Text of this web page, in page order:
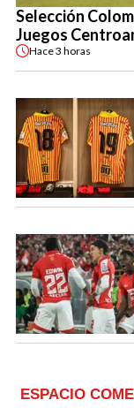
Selección
Juegos
Hace3 horas